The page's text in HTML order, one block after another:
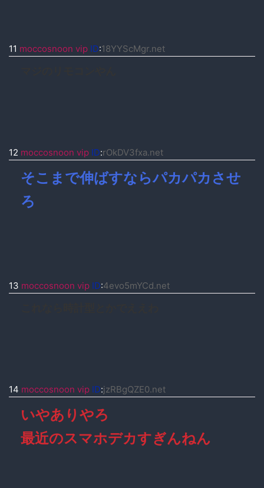
11 moccosnoon vip ID:18YYScMgr.net
12 moccosnoon vip ID:rOkDV3fxa.net
そこまで伸ばすならパカパカさせ
ろ
13 moccosnoon vip ID:4evo5mYCd.net
14 moccosnoon vip ID:jzRBgQZE0.net
いやありやろ
最近のスマホデカすぎんねん